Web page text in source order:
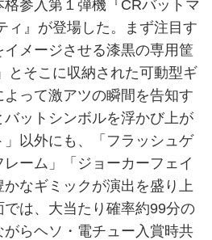
格参入第１弾機『CRバットマ
ィ』が登場した。まず注目す
メージさせる漆黒の専用筐
とそこに収納された可動型ギ
よって激アツの瞬間を告知す
ットシンボルを浮かび上が
」以外にも、「フラッシュゲ
ーム」「ジョーカーフェイ
なギミックが演出を盛り上
は、大当たり確率約99分の
がらヘソ・電チュー入賞時共